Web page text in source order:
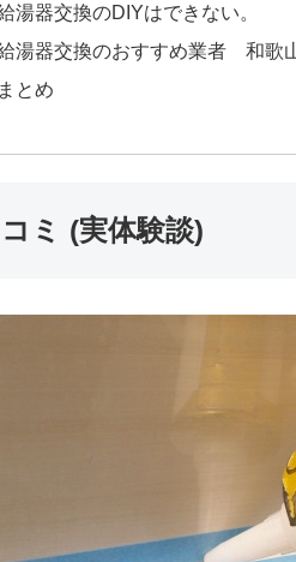
湯器交換のDIYはできない。
湯器交換のおすすめ業者 和歌
まとめ
ミ (実体験談)